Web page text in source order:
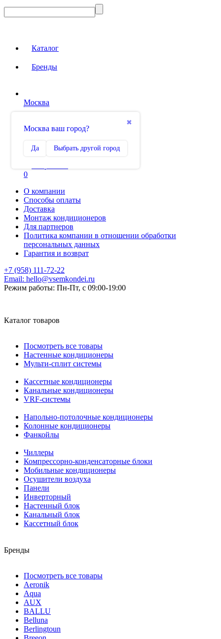
Каталог
Бренды
Москва
✖
Москва ваш город?
Да Выбрать другой город
Сравнение
0
О компании
Способы оплаты
Доставка
Монтаж кондиционеров
Для партнеров
Политика компании в отношении обработки
персональных данных
Гарантия и возврат
+7 (958) 111-72-22
Email: hello@vsemkondei.ru
Режим работы: Пн-Пт, с 09:00-19:00
Каталог товаров
Посмотреть все товары
Настенные кондиционеры
Мульти-сплит системы
Кассетные кондиционеры
Канальные кондиционеры
VRF-системы
Напольно-потолочные кондиционеры
Колонные кондиционеры
Фанкойлы
Чиллеры
Компрессорно-конденсаторные блоки
Мобильные кондиционеры
Осушители воздуха
Панели
Инверторный
Настенный блок
Канальный блок
Кассетный блок
Бренды
Посмотреть все товары
Aeronik
Aqua
AUX
BALLU
Belluna
Berlingtoun